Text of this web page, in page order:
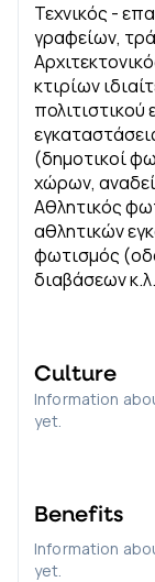
Τεχνικός -
γραφείων,
κτιρίων
πολιτιστικού
(δημοτικοί
χώρων,
Αθλητικός
αθλητικών
φωτισμός
διαβάσεων
Culture
Information
yet.
Benefits
Information
yet.